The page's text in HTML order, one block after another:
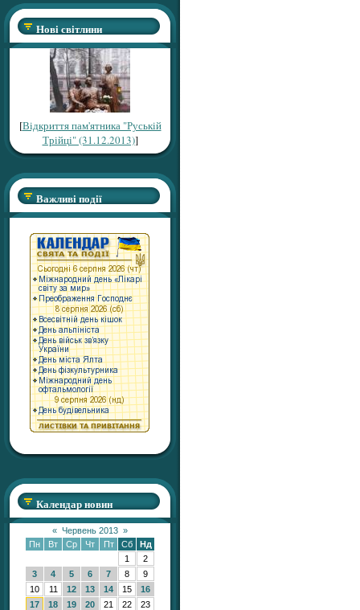
Нові світлини
[Відкриття пам'ятника "Руській
Трійці" (31.12.2013)]
Важливі події
Календар новин
« Червень 2013 »
Пн
Вт Ср Чт Пт Сб
Нд
1
2
3
4 5 6 7 8
9
10
11 12 13 14 15
16
17
18 19 20 21 22
23